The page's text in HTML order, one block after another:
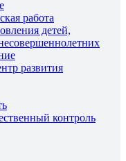
работа
детей,
развития
контроль